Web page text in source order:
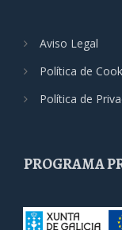
Aviso Legal
Política de
Política de
PROGRAMA